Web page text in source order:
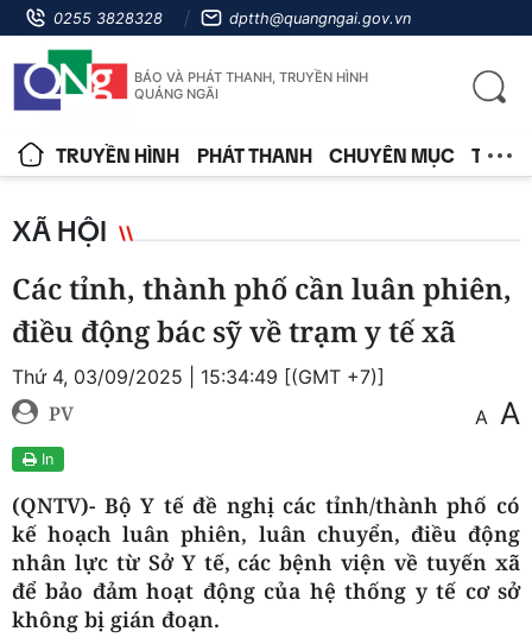
0255 3828328 dptth@quangngai.gov.vn
BÁO VÀ PHÁT THANH, TRUYỀN HÌNH
QUẢNG NGÃI
TRUYỀN HÌNH PHÁT THANH CHUYÊN MỤC TIN
XÃ HỘI
Các tỉnh, thành phố cần luân phiên,
điều động bác sỹ về trạm y tế xã
Thứ 4, 03/09/2025 | 15:34:49 [(GMT +7)]
PV A A
In
(QNTV)- Bộ Y tế đề nghị các tỉnh/thành phố có
kế hoạch luân phiên, luân chuyển, điều động
nhân lực từ Sở Y tế, các bệnh viện về tuyến xã
để bảo đảm hoạt động của hệ thống y tế cơ sở
không bị gián đoạn.